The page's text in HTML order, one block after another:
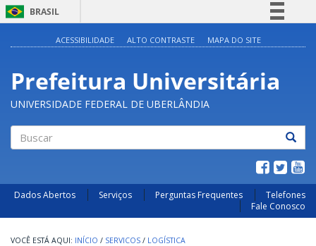
BRASIL
Participe
Acesso à informação
ACESSIBILIDADE ALTO CONTRASTE MAPA DO SITE
Prefeitura Universitária
UNIVERSIDADE FEDERAL DE UBERLÂNDIA
Dados Abertos Serviços Perguntas Frequentes
Telefones
Fale Conosco
INÍCIO / SERVICOS / LOGÍSTICA